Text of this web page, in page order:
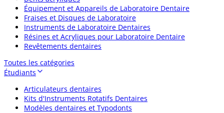
Équipement et Appareils de Laboratoire Dentaire
Fraises et Disques de Laboratoire
Instruments de Laboratoire Dentaires
Résines et Acryliques pour Laboratoire Dentaire
Revêtements dentaires
Toutes les catégories
Étudiants
Articulateurs dentaires
Kits d'Instruments Rotatifs Dentaires
Modèles dentaires et Typodonts